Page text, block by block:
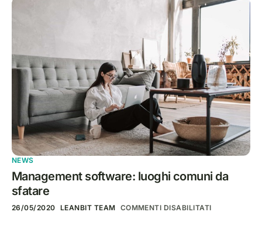
NEWS
Management software: luoghi comuni da
sfatare
26/05/2020 LEANBIT TEAM COMMENTI DISABILITATI